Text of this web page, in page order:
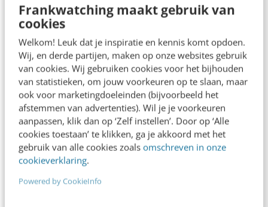
Frankwatching maakt gebruik van
cookies
Welkom! Leuk dat je inspiratie en kennis komt opdoen.
Wij, en derde partijen, maken op onze websites gebruik
van cookies. Wij gebruiken cookies voor het bijhouden
van statistieken, om jouw voorkeuren op te slaan, maar
ook voor marketingdoeleinden (bijvoorbeeld het
afstemmen van advertenties). Wil je je voorkeuren
aanpassen, klik dan op ‘Zelf instellen’. Door op ‘Alle
cookies toestaan’ te klikken, ga je akkoord met het
gebruik van alle cookies zoals omschreven in onze
cookieverklaring.
Powered by CookieInfo
Frankwatching
Adverteren
Contact
Nieuwsbrieven
Over ons
Ons team
Werken bij
Whitepapers